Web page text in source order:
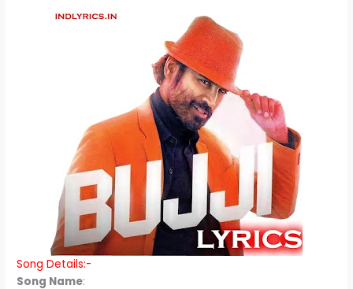
Song Details:-
Song Name: